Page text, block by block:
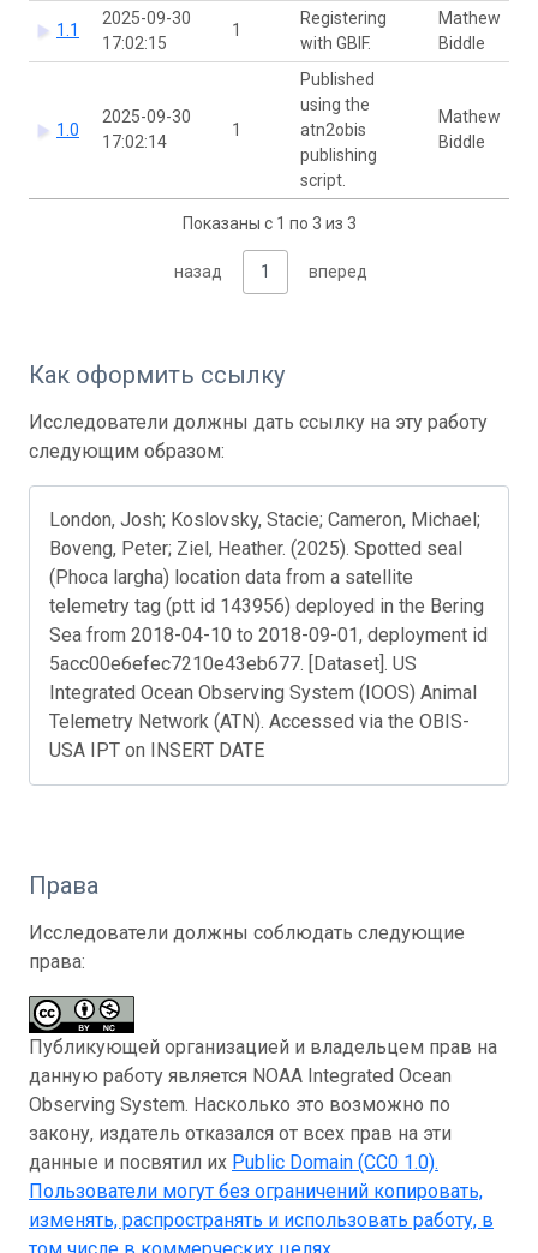
1.1
2025-09-30
17:02:15
1
Registering
with GBIF.
Mathew
Biddle
1.0
2025-09-30
17:02:14
1
Published
using the
atn2obis
publishing
script.
Mathew
Biddle
Показаны с 1 по 3 из 3
назад 1 вперед
Как оформить ссылку
Исследователи должны дать ссылку на эту работу
следующим образом:
London, Josh; Koslovsky, Stacie; Cameron, Michael;
Boveng, Peter; Ziel, Heather. (2025). Spotted seal
(Phoca largha) location data from a satellite
telemetry tag (ptt id 143956) deployed in the Bering
Sea from 2018-04-10 to 2018-09-01, deployment id
5acc00e6efec7210e43eb677. [Dataset]. US
Integrated Ocean Observing System (IOOS) Animal
Telemetry Network (ATN). Accessed via the OBIS-
USA IPT on INSERT DATE
Права
Исследователи должны соблюдать следующие
права:
Публикующей организацией и владельцем прав на
данную работу является NOAA Integrated Ocean
Observing System. Насколько это возможно по
закону, издатель отказался от всех прав на эти
данные и посвятил их Public Domain (CC0 1.0).
Пользователи могут без ограничений копировать,
изменять, распространять и использовать работу, в